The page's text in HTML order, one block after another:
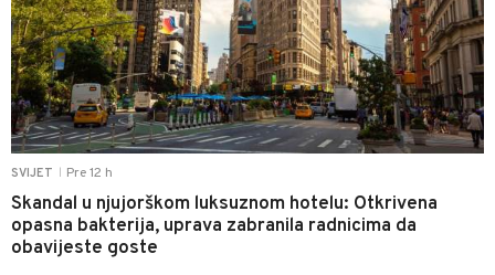
SVIJET Pre 12 h
Skandal u njujorškom luksuznom hotelu: Otkrivena
opasna bakterija, uprava zabranila radnicima da
obavijeste goste